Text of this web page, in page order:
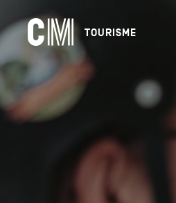
CM
Tourisme
DE
TOURISME
Aktivität,
Unterkunft…